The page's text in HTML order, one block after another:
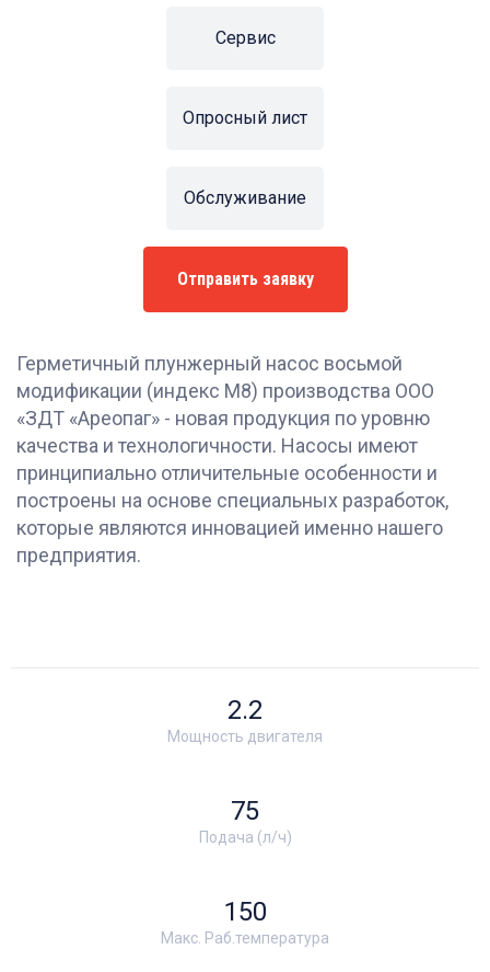
Сервис
Опросный лист
Обслуживание
Отправить заявку
Герметичный плунжерный насос восьмой
модификации (индекс М8) производства ООО
«ЗДТ «Ареопаг» - новая продукция по уровню
качества и технологичности. Насосы имеют
принципиально отличительные особенности и
построены на основе специальных разработок,
которые являются инновацией именно нашего
предприятия.
Мощность двигателя
2.2
Подача (л/ч)
75
Макс. Раб.температура
150